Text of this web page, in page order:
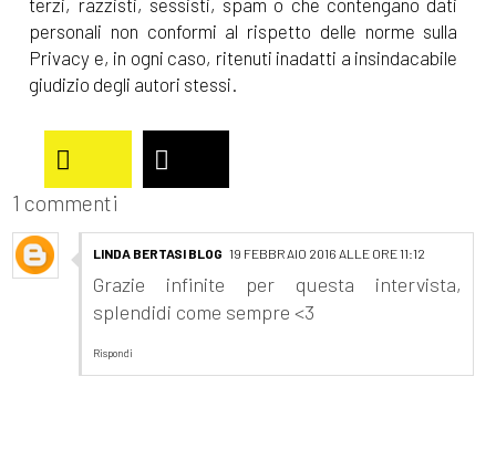
personali non conformi al rispetto delle norme sulla
Privacy e, in ogni caso, ritenuti inadatti a insindacabile
giudizio degli autori stessi.
1 commenti
LINDA BERTASI BLOG 19 FEBBRAIO 2016 ALLE ORE 11:12
Grazie infinite per questa intervista,
splendidi come sempre <3
Rispondi